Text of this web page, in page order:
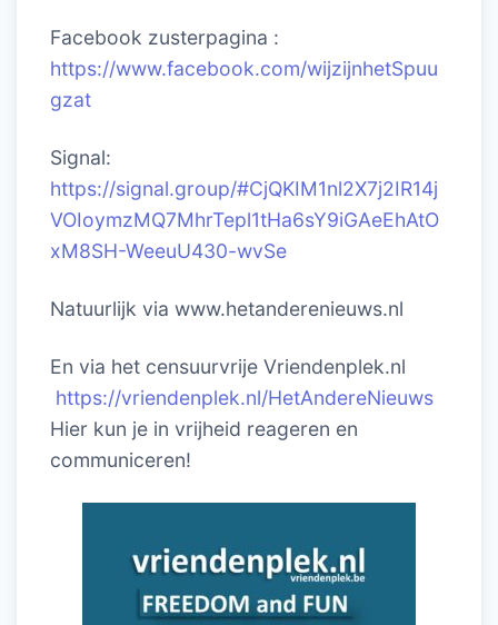
Facebook zusterpagina :
https://www.facebook.com/wijzijnhetSpuu
gzat
Signal:
https://signal.group/#CjQKIM1nl2X7j2IR14j
VOIoymzMQ7MhrTepl1tHa6sY9iGAeEhAtO
xM8SH-WeeuU430-wvSe
Natuurlijk via www.hetanderenieuws.nl
En via het censuurvrije Vriendenplek.nl
https://vriendenplek.nl/HetAndereNieuws
Hier kun je in vrijheid reageren en
communiceren!